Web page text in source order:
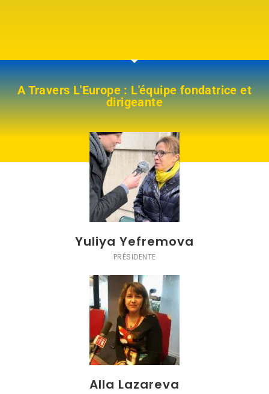
A Travers L'Europe : L'équipe fondatrice et
dirigeante
Yuliya Yefremova
PRÉSIDENTE
Alla Lazareva